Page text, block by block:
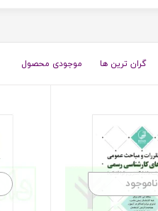
گران ترین ها موجودی محصول
ناموجود